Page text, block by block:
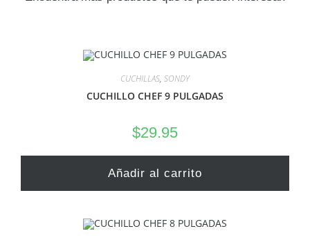
CUCHILLAS, SONDY
CUCHILLO CHEF 9 PULGADAS
$29.95
Añadir al carrito